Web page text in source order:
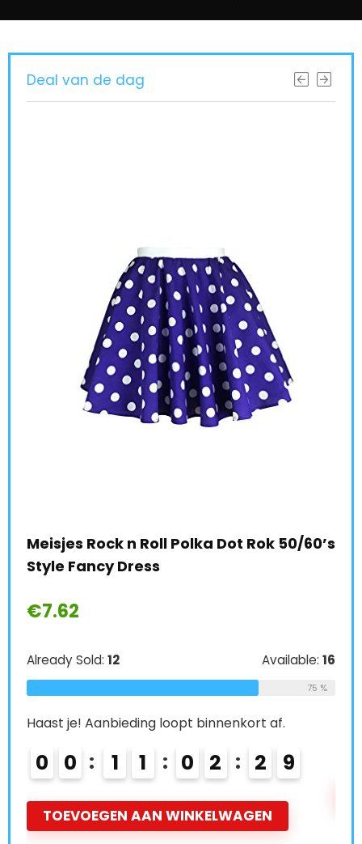
Deal van de dag
Meisjes Rock n Roll Polka Dot Rok 50/60’s
Style Fancy Dress
€7.62
Already Sold: 12 Available: 16
75 %
Haast je! Aanbieding loopt binnenkort af.
0 0 1 1 0 2 2 8
9
TOEVOEGEN AAN WINKELWAGEN